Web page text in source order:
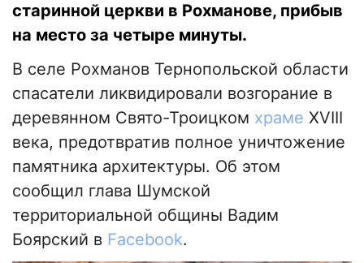
старинной церкви в Рохманове, прибыв
на место за четыре минуты.
В селе Рохманов Тернопольской области
спасатели ликвидировали возгорание в
деревянном Свято-Троицком храме XVIII
века, предотвратив полное уничтожение
памятника архитектуры. Об этом
сообщил глава Шумской
территориальной общины Вадим
Боярский в Facebook.